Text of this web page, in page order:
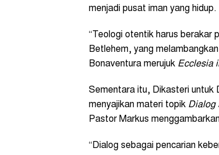
menjadi pusat iman yang hidup.
“Teologi otentik harus berakar
Betlehem, yang
Bonaventura merujuk Ecclesia
Sementara itu, Dikasteri untuk
menyajikan materi topik Dialog
Pastor Markus
“Dialog sebagai pencarian